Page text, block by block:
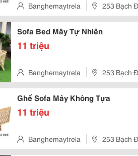
Banghemaytrela 253 Bạch
Sofa Bed Mây Tự Nhiên
11 triệu
Banghemaytrela 253 Bạch
Ghế Sofa Mây Không Tựa
11 triệu
Banghemaytrela 253 Bạch